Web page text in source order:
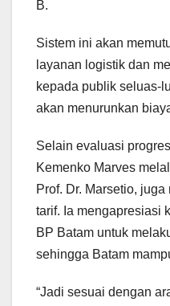
B.
Sistem ini akan
layanan logistik dan
kepada publik seluas-
akan menurunkan
Selain evaluasi
Kemenko Marves
Prof. Dr. Marsetio,
tarif. Ia mengapresiasi
BP Batam untuk
sehingga Batam
“Jadi sesuai dengan